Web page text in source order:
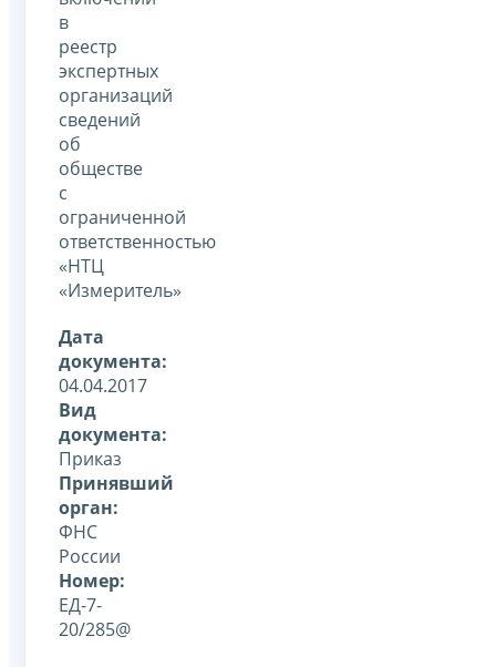
в
реестр
экспертных
организаций
сведений
об
обществе
с
ограниченной
ответственностью
«НТЦ
«Измеритель»
Дата
документа:
04.04.2017
Вид
документа:
Приказ
Принявший
орган:
ФНС
России
Номер:
ЕД-7-
20/285@